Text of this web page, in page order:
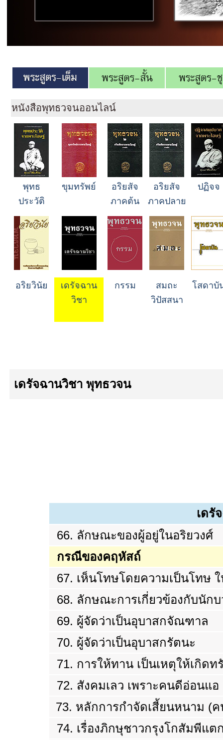
หนังสือพุทธวจนออนไลน์
พุทธ
ประวัติ
ขุมทรัพย์
อริยสัจ
ภาคต้น
อริยสัจ
ภาคปลาย
ปฏิจจ
อริยวินัย
เดรัจฉาน
วิชา
กรรม
สมถะ
วิปัสสนา
โสดาบั
เดรัจฉานวิชา พุทธวจน
เดรั
66. ลักษณะของผู้อยู่ในอริยวงศ์
กรณีของคฤหัสถ์
67. เห็นโทษโดยความเป็นโทษ
68. ลักษณะการเกี่ยวข้องกับนัก
69. ผู้จัดว่าเป็นอุบาสกจัณฑาล
70. ผู้จัดว่าเป็นอุบาสกรัตนะ
71. การให้ทาน เป็นเหตุให้เกิดท
72. สังคมเลว เพราะคนดีอ่อนแอ
73. หลักการกำจัดเสี้ยนหนาม (
74. เรื่องภิกษุชาวกรุงโกสัมพีแ